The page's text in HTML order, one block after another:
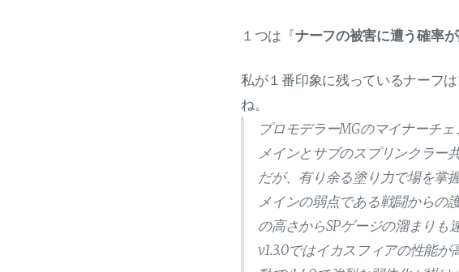
１つは『ナーフの被害に遭う確率
私が１番印象に残っているナーフ
ね。
プロモデラーMGのマイナーチ
メインとサブのスプリンクラー
だが、有り余る塗り力で場を掌
メインの弱点である戦闘からの
の高さからSPゲージの溜まりも
v1.3.0ではイカスフィアの性能